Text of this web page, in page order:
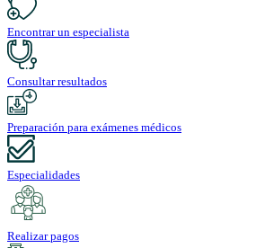
Encontrar un especialista
Consultar resultados
Preparación para exámenes médicos
Especialidades
Realizar pagos